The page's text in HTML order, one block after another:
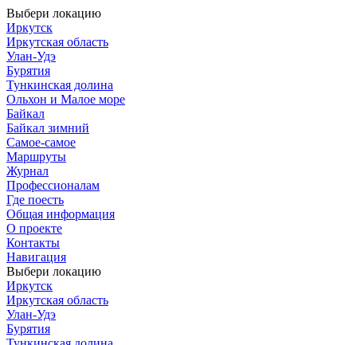
Выбери локацию
Иркутск
Иркутская область
Улан-Удэ
Бурятия
Тункинская долина
Ольхон и Малое море
Байкал
Байкал зимний
Самое-самое
Маршруты
Журнал
Профессионалам
Где поесть
Общая информация
О проекте
Контакты
Навигация
Выбери локацию
Иркутск
Иркутская область
Улан-Удэ
Бурятия